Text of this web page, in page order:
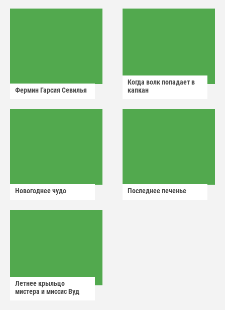
Фермин Гарсия Севилья
Когда волк попадает в
капкан
Новогоднее чудо Последнее печенье
Летнее крыльцо
мистера и миссис Вуд